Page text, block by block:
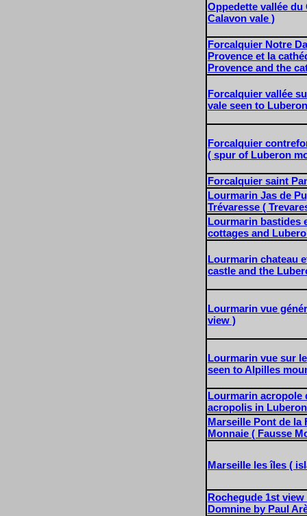
Oppedette vallée du
Calavon vale )
Forcalquier Notre
Provence et la
Provence and the
Forcalquier vallée
vale seen to
Forcalquier
( spur of Luberon
Forcalquier saint
Lourmarin Jas de
Trévaresse (
Lourmarin bastides
cottages and
Lourmarin chateau
castle and the
Lourmarin vue
view )
Lourmarin vue sur
seen to Alpilles
Lourmarin acropole
acropolis in
Marseille Pont de la
Monnaie ( Fausse
Marseille les îles (
Rochegude 1st
Domnine by Paul